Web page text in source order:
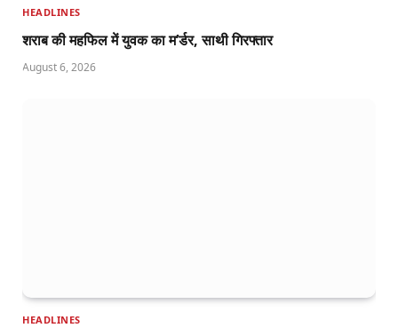
HEADLINES
शराब की महफिल में युवक का म’र्डर, साथी गिरफ्तार
August 6, 2026
HEADLINES